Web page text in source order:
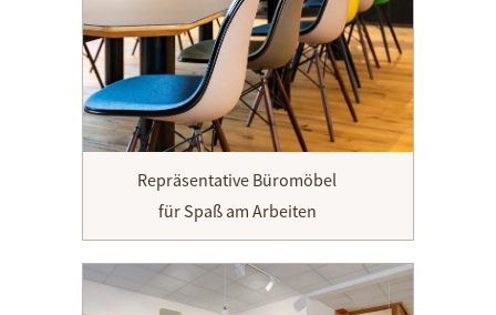
Repräsentative Büromöbel
für Spaß am Arbeiten